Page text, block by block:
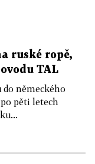
ruské ropě,
TAL
do německého
pěti letech